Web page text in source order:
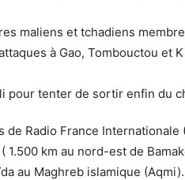
maliens et tchadiens
à Gao, Tombouctou et
Radio France Internationale
km au nord-est de
au Maghreb islamique (Aqmi).